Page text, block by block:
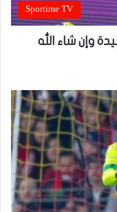
Sportime TV
وإن شاء الله